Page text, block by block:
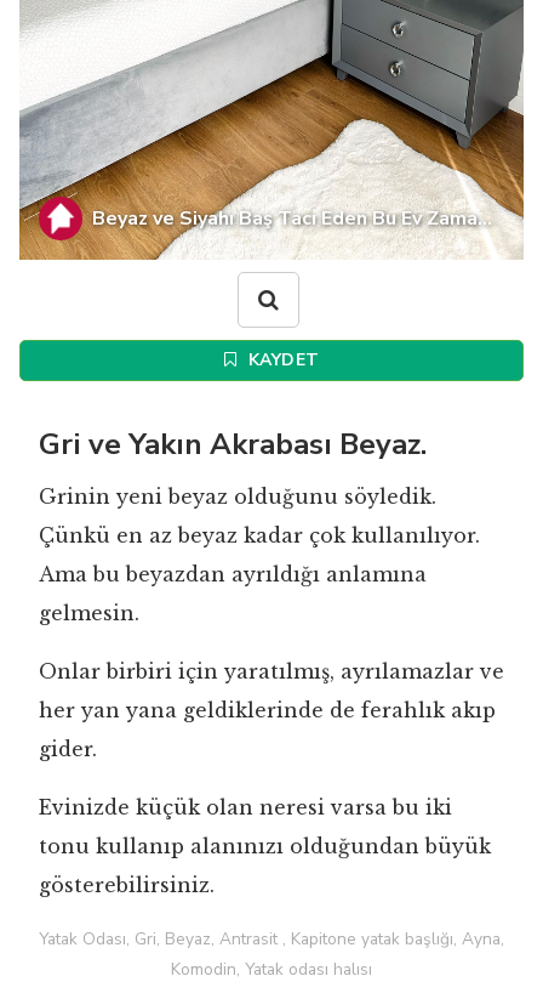
Beyaz ve Siyahı Baş Tacı Eden Bu Ev Zama...
KAYDET
Gri ve Yakın Akrabası Beyaz.
Grinin yeni beyaz olduğunu söyledik.
Çünkü en az beyaz kadar çok kullanılıyor.
Ama bu beyazdan ayrıldığı anlamına
gelmesin.
Onlar birbiri için yaratılmış, ayrılamazlar ve
her yan yana geldiklerinde de ferahlık akıp
gider.
Evinizde küçük olan neresi varsa bu iki
tonu kullanıp alanınızı olduğundan büyük
gösterebilirsiniz.
Yatak Odası, Gri, Beyaz, Antrasit , Kapitone yatak başlığı, Ayna,
Komodin, Yatak odası halısı